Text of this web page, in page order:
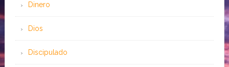
Dinero
Dios
Discipulado